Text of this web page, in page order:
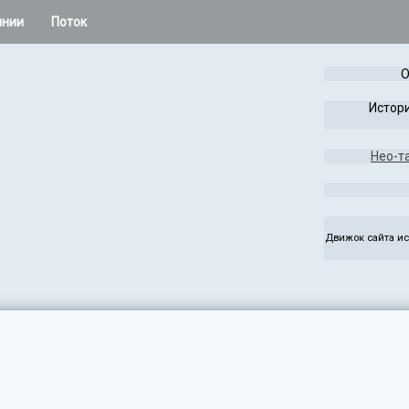
Поток
Нео-
Движок сайта